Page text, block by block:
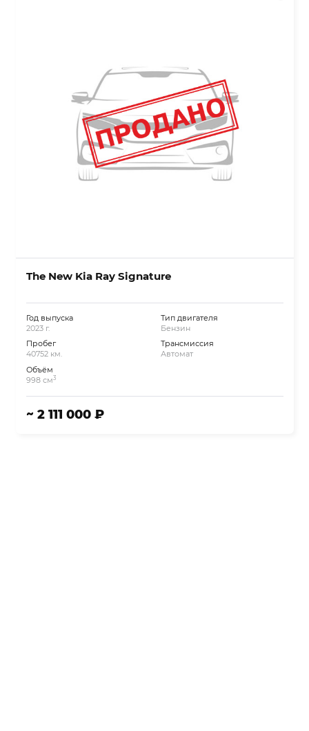
The New Kia Ray Signature
Год выпуска
2023 г.
Пробег
40752 км.
Объём
998 см3
Тип двигателя
Бензин
Трансмиссия
Автомат
~ 2 111 000 ₽